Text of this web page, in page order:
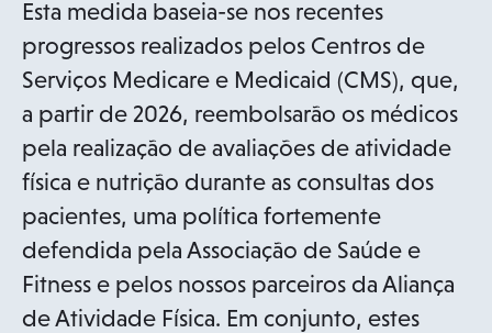
Esta medida baseia-se nos recentes
progressos realizados pelos Centros de
Serviços Medicare e Medicaid (CMS), que,
a partir de 2026, reembolsarão os médicos
pela realização de avaliações de atividade
física e nutrição durante as consultas dos
pacientes, uma política fortemente
defendida pela Associação de Saúde e
Fitness e pelos nossos parceiros da Aliança
de Atividade Física. Em conjunto, estes